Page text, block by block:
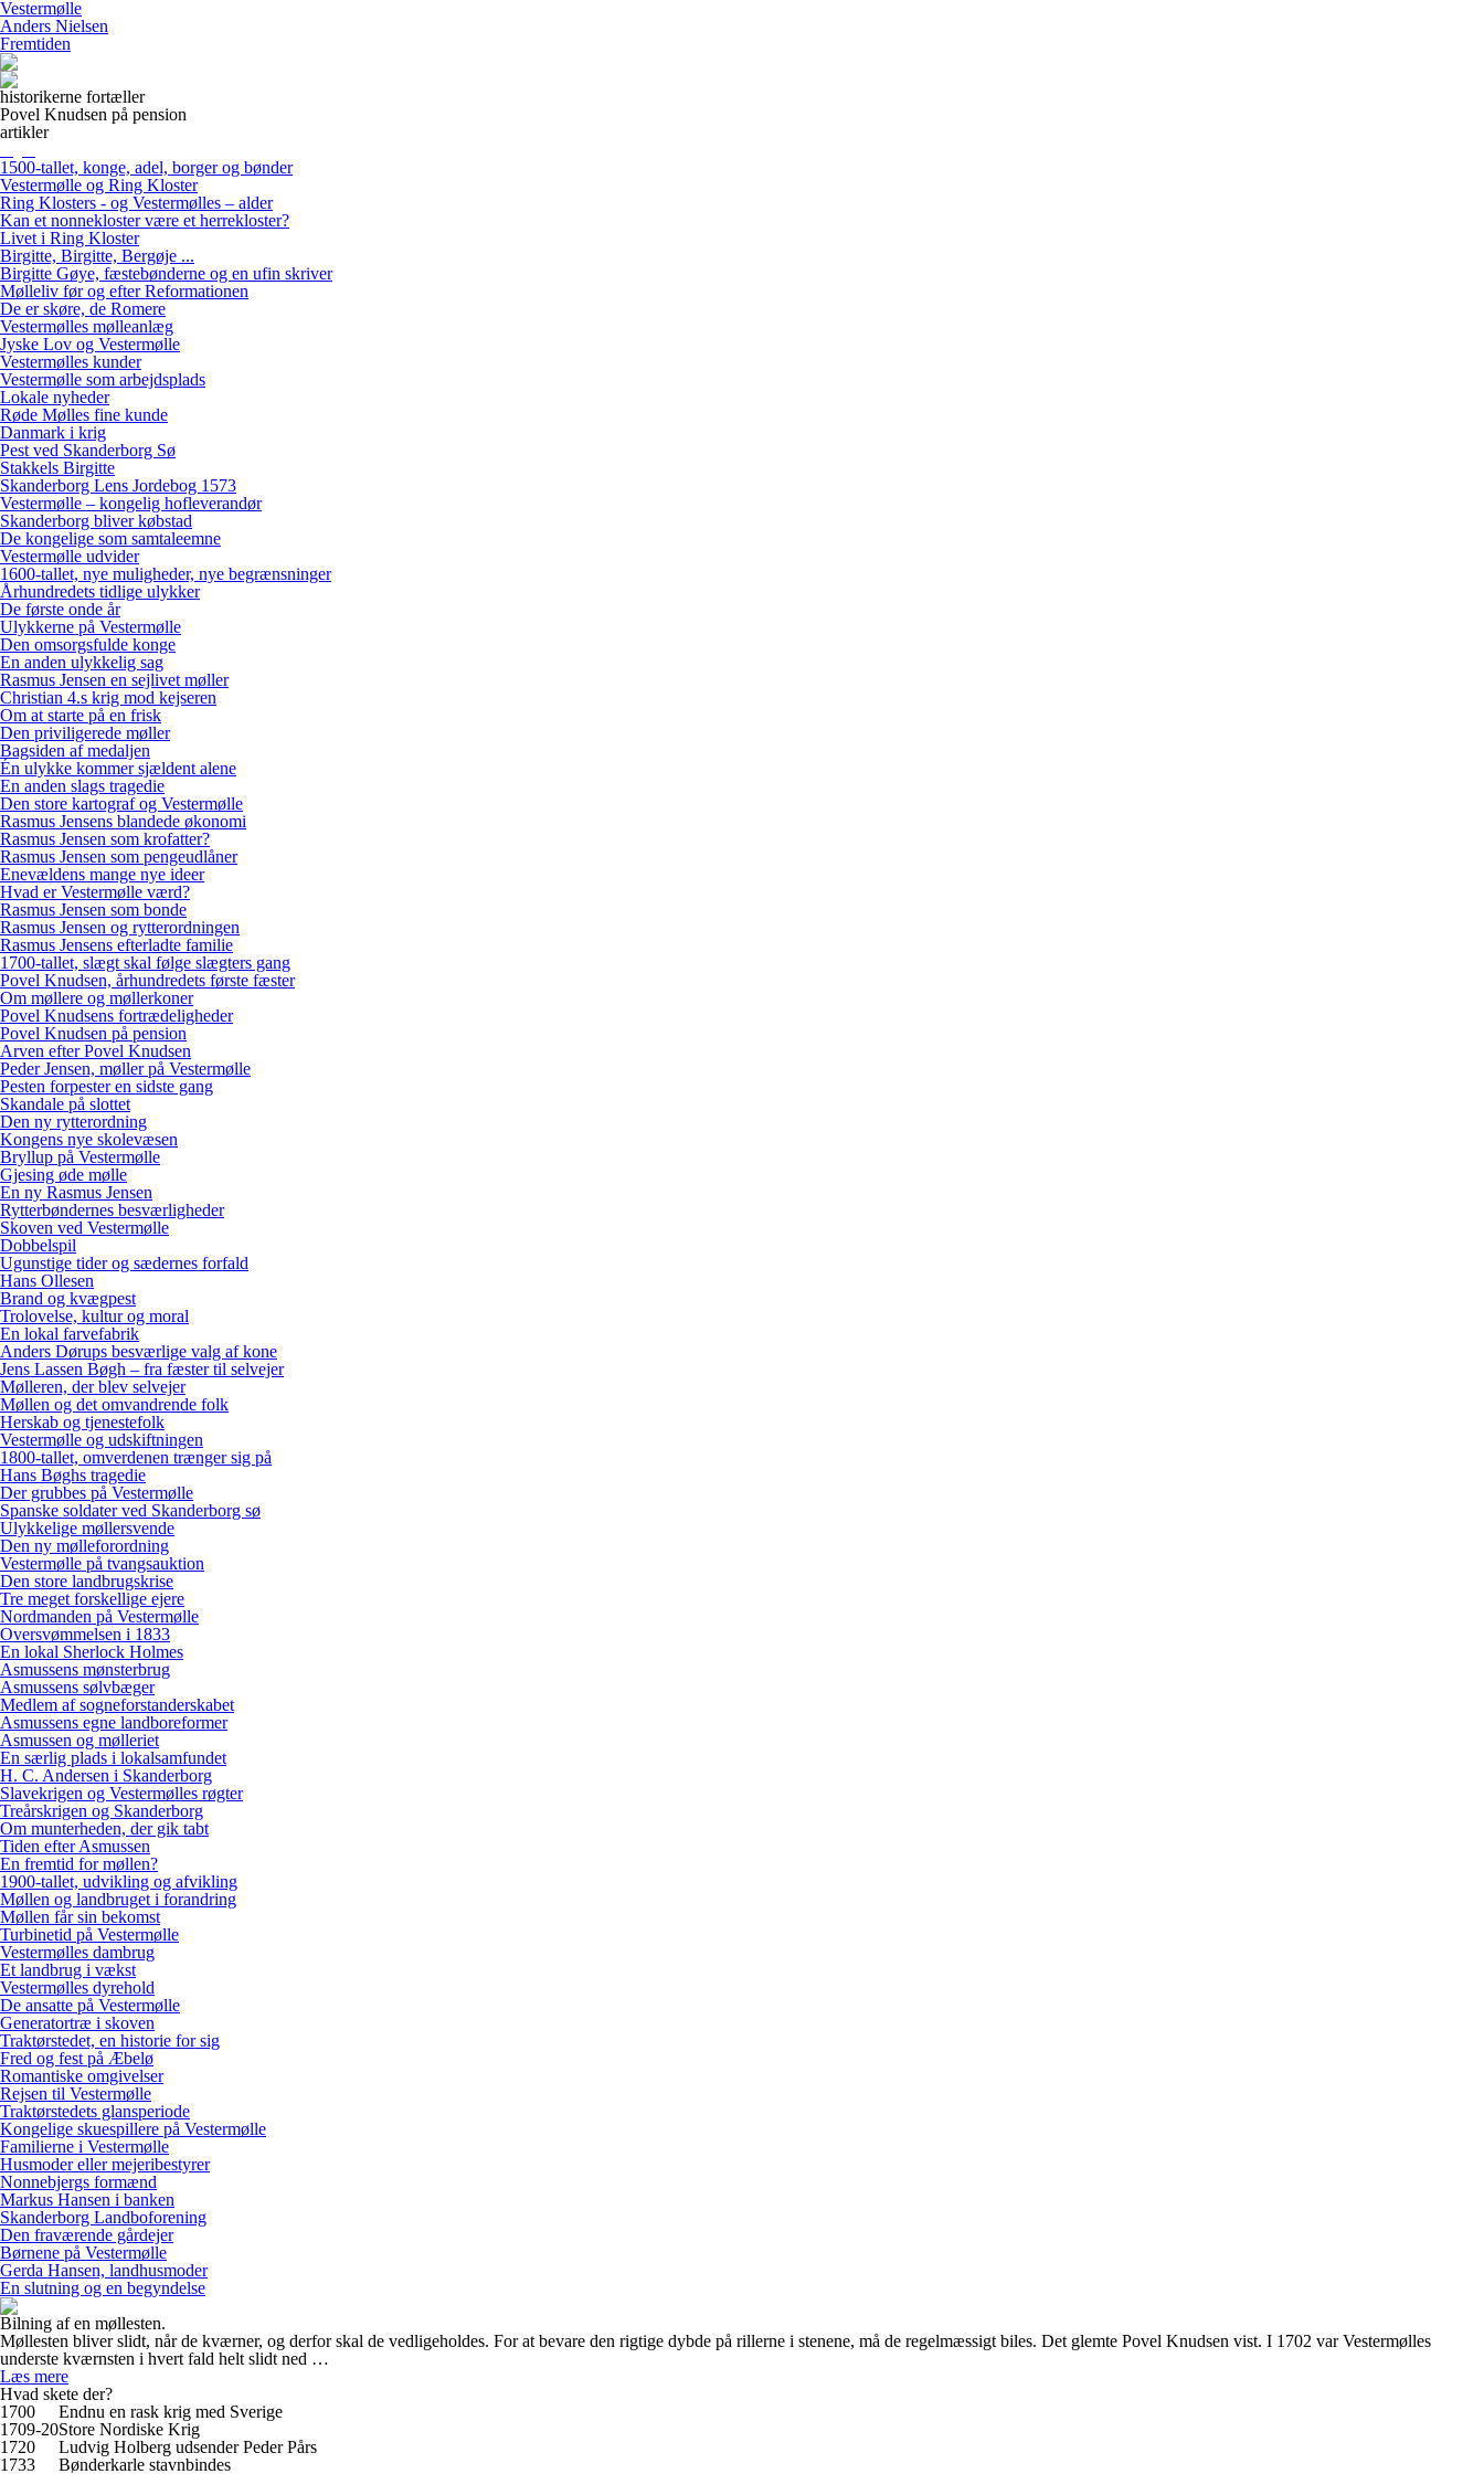
Vestermølle
Anders Nielsen
Fremtiden
historikerne fortæller
Povel Knudsen på pension
artikler
1500-tallet, konge, adel, borger og bønder
Vestermølle og Ring Kloster
Ring Klosters - og Vestermølles – alder
Kan et nonnekloster være et herrekloster?
Livet i Ring Kloster
Birgitte, Birgitte, Bergøje ...
Birgitte Gøye, fæstebønderne og en ufin skriver
Mølleliv før og efter Reformationen
De er skøre, de Romere
Vestermølles mølleanlæg
Jyske Lov og Vestermølle
Vestermølles kunder
Vestermølle som arbejdsplads
Lokale nyheder
Røde Mølles fine kunde
Danmark i krig
Pest ved Skanderborg Sø
Stakkels Birgitte
Skanderborg Lens Jordebog 1573
Vestermølle – kongelig hofleverandør
Skanderborg bliver købstad
De kongelige som samtaleemne
Vestermølle udvider
1600-tallet, nye muligheder, nye begrænsninger
Århundredets tidlige ulykker
De første onde år
Ulykkerne på Vestermølle
Den omsorgsfulde konge
En anden ulykkelig sag
Rasmus Jensen en sejlivet møller
Christian 4.s krig mod kejseren
Om at starte på en frisk
Den priviligerede møller
Bagsiden af medaljen
Én ulykke kommer sjældent alene
En anden slags tragedie
Den store kartograf og Vestermølle
Rasmus Jensens blandede økonomi
Rasmus Jensen som krofatter?
Rasmus Jensen som pengeudlåner
Enevældens mange nye ideer
Hvad er Vestermølle værd?
Rasmus Jensen som bonde
Rasmus Jensen og rytterordningen
Rasmus Jensens efterladte familie
1700-tallet, slægt skal følge slægters gang
Povel Knudsen, århundredets første fæster
Om møllere og møllerkoner
Povel Knudsens fortrædeligheder
Povel Knudsen på pension
Arven efter Povel Knudsen
Peder Jensen, møller på Vestermølle
Pesten forpester en sidste gang
Skandale på slottet
Den ny rytterordning
Kongens nye skolevæsen
Bryllup på Vestermølle
Gjesing øde mølle
En ny Rasmus Jensen
Rytterbøndernes besværligheder
Skoven ved Vestermølle
Dobbelspil
Ugunstige tider og sædernes forfald
Hans Ollesen
Brand og kvægpest
Trolovelse, kultur og moral
En lokal farvefabrik
Anders Dørups besværlige valg af kone
Jens Lassen Bøgh – fra fæster til selvejer
Mølleren, der blev selvejer
Møllen og det omvandrende folk
Herskab og tjenestefolk
Vestermølle og udskiftningen
1800-tallet, omverdenen trænger sig på
Hans Bøghs tragedie
Der grubbes på Vestermølle
Spanske soldater ved Skanderborg sø
Ulykkelige møllersvende
Den ny mølleforordning
Vestermølle på tvangsauktion
Den store landbrugskrise
Tre meget forskellige ejere
Nordmanden på Vestermølle
Oversvømmelsen i 1833
En lokal Sherlock Holmes
Asmussens mønsterbrug
Asmussens sølvbæger
Medlem af sogneforstanderskabet
Asmussens egne landboreformer
Asmussen og mølleriet
En særlig plads i lokalsamfundet
H. C. Andersen i Skanderborg
Slavekrigen og Vestermølles røgter
Treårskrigen og Skanderborg
Om munterheden, der gik tabt
Tiden efter Asmussen
En fremtid for møllen?
1900-tallet, udvikling og afvikling
Møllen og landbruget i forandring
Møllen får sin bekomst
Turbinetid på Vestermølle
Vestermølles dambrug
Et landbrug i vækst
Vestermølles dyrehold
De ansatte på Vestermølle
Generatortræ i skoven
Traktørstedet, en historie for sig
Fred og fest på Æbelø
Romantiske omgivelser
Rejsen til Vestermølle
Traktørstedets glansperiode
Kongelige skuespillere på Vestermølle
Familierne i Vestermølle
Husmoder eller mejeribestyrer
Nonnebjergs formænd
Markus Hansen i banken
Skanderborg Landboforening
Den fraværende gårdejer
Børnene på Vestermølle
Gerda Hansen, landhusmoder
En slutning og en begyndelse
Bilning af en møllesten.
Møllesten bliver slidt, når de kværner, og derfor skal de vedligeholdes. For at bevare den rigtige dybde på rillerne i stenene, må de regelmæssigt biles. Det glemte Povel Knudsen vist. I 1702 var Vestermølles
underste kværnsten i hvert fald helt slidt ned …
Læs mere
Hvad skete der?
1700
Endnu en rask krig med Sverige
1709-20Store Nordiske Krig
1720
Ludvig Holberg udsender Peder Pårs
1733
Bønderkarle stavnbindes